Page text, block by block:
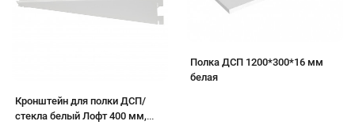
Кронштейн для полки ДСП/
стекла белый Лофт 400 мм,
Полка ДСП 1200*300*16 мм
белая